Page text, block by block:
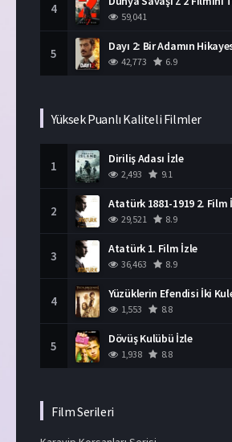
4
59,041
5 Dayı 2: Bir Adamın
42,773 6.9
Yüksek Puanlı Kaliteli Filmler
1 Diriliş Adası İzle
2,493 9.1
2 Atatürk 1881-1919 2. Film
29,521 8.9
3 Atatürk 1. Film İzle
36,463 8.9
4
1,553 8.8
5 Dövüş Kulübü İzle
1,938 8.8
Film Serileri